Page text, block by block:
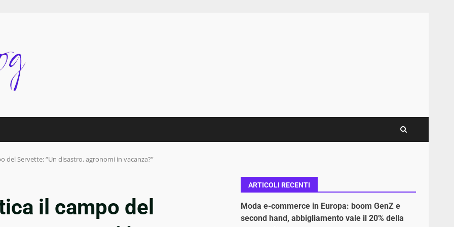
del Servette: “Un disastro, agronomi in vacanza?”
il campo del
ARTICOLI RECENTI
Moda e-commerce in Europa: boom GenZ e
second hand, abbigliamento vale il 20% della